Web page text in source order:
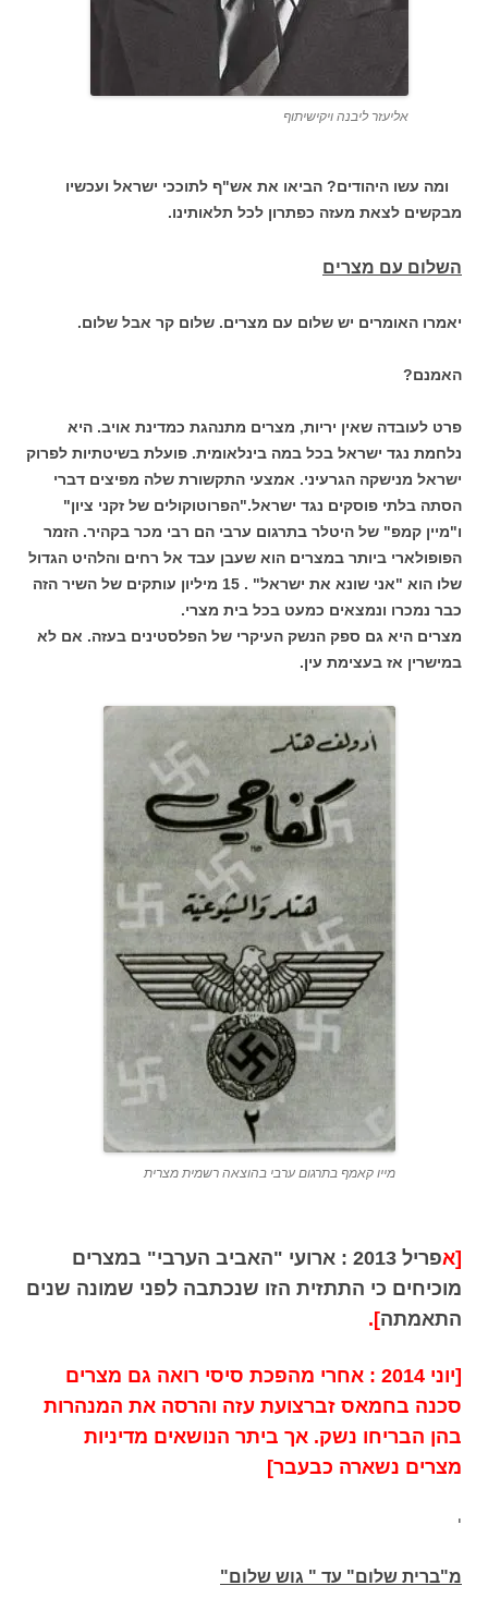
אליעזר ליבנה ויקישיתוף
ומה עשו היהודים? הביאו את אש"ף לתוככי ישראל ועכשיו
מבקשים לצאת מעזה כפתרון לכל תלאותינו.
השלום עם מצרים
יאמרו האומרים יש שלום עם מצרים. שלום קר אבל שלום.
האמנם?
פרט לעובדה שאין יריות, מצרים מתנהגת כמדינת אויב. היא
נלחמת נגד ישראל בכל במה בינלאומית. פועלת בשיטתיות לפרוק
ישראל מנישקה הגרעיני. אמצעי התקשורת שלה מפיצים דברי
הסתה בלתי פוסקים נגד ישראל."הפרוטוקולים של זקני ציון"
ו"מיין קמפ" של היטלר בתרגום ערבי הם רבי מכר בקהיר. הזמר
הפופולארי ביותר במצרים הוא שעבן עבד אל רחים והלהיט הגדול
שלו הוא "אני שונא את ישראל" . 15 מיליון עותקים של השיר הזה
כבר נמכרו ונמצאים כמעט בכל בית מצרי.
מצרים היא גם ספק הנשק העיקרי של הפלסטינים בעזה. אם לא
במישרין אז בעצימת עין.
מייו קאמף בתרגום ערבי בהוצאה רשמית מצרית
[א
פריל 2013 : ארועי "האביב הערבי" במצרים
מוכיחים כי התתזית הזו שנכתבה לפני שמונה שנים
התאמתה].
[יוני 2014 : אחרי מהפכת סיסי רואה גם מצרים
סכנה בחמאס זברצועת עזה והרסה את המנהרות
בהן הבריחו נשק. אך ביתר הנושאים מדיניות
מצרים נשארה כבעבר]
י
מ"ברית שלום" עד " גוש שלום"